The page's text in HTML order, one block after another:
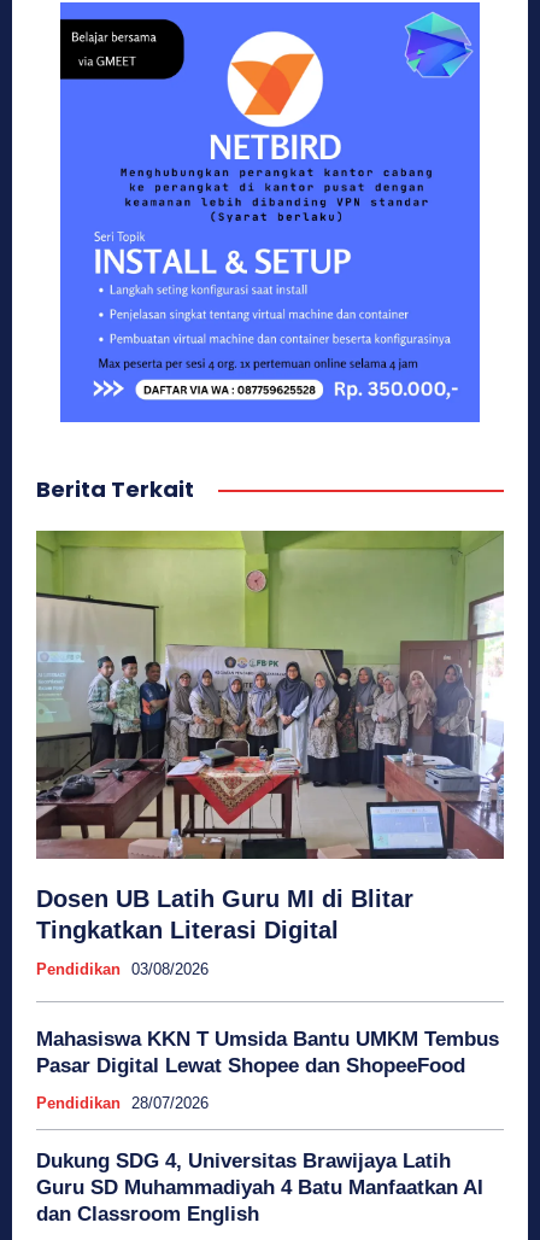
Berita Terkait
Dosen UB Latih Guru MI di Blitar
Tingkatkan Literasi Digital
Pendidikan 03/08/2026
Mahasiswa KKN T Umsida Bantu UMKM Tembus
Pasar Digital Lewat Shopee dan ShopeeFood
Pendidikan 28/07/2026
Dukung SDG 4, Universitas Brawijaya Latih
Guru SD Muhammadiyah 4 Batu Manfaatkan AI
dan Classroom English